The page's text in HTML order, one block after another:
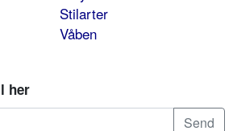
Stilarter
Våben
her